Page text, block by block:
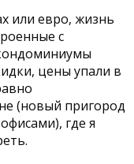
или евро, жизнь
с
цены упали в
(новый пригород
где я